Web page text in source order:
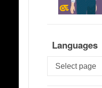
Languages
Languages